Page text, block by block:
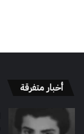
أخبار متفرقة